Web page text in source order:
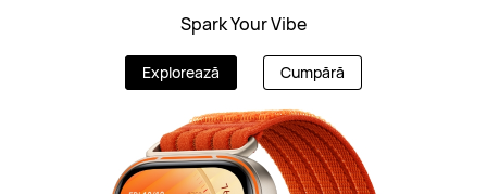
Spark Your Vibe
Explorează Cumpără